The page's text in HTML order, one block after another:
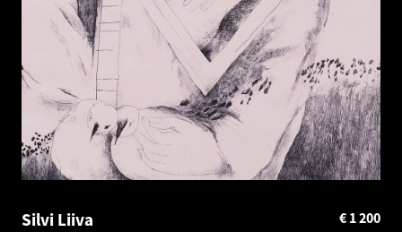
Silvi Liiva 1 200
€